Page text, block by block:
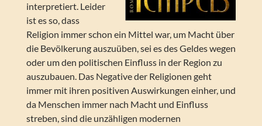
interpretiert. Leider
ist es so, dass
Religion immer schon ein Mittel war, um Macht über
die Bevölkerung auszuüben, sei es des Geldes wegen
oder um den politischen Einfluss in der Region zu
auszubauen. Das Negative der Religionen geht
immer mit ihren positiven Auswirkungen einher, und
da Menschen immer nach Macht und Einfluss
streben, sind die unzähligen modernen